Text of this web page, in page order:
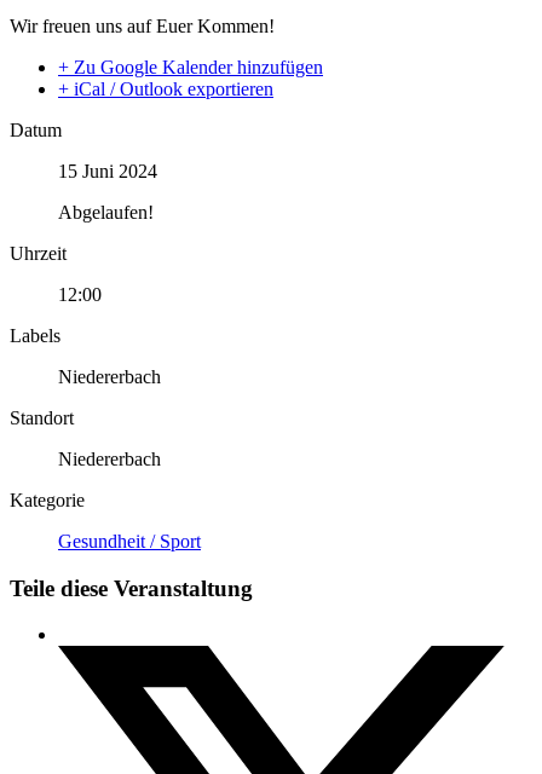
Wir freuen uns auf Euer Kommen!
+ Zu Google Kalender hinzufügen
+ iCal / Outlook exportieren
Datum
15 Juni 2024
Abgelaufen!
Uhrzeit
12:00
Labels
Niedererbach
Standort
Niedererbach
Kategorie
Gesundheit / Sport
Teile diese Veranstaltung